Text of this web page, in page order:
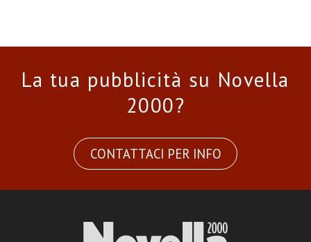
La tua pubblicità su Novella
2000?
CONTATTACI PER INFO